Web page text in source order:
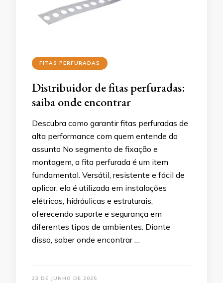
FITAS PERFURADAS
Distribuidor de fitas perfuradas:
saiba onde encontrar
Descubra como garantir fitas perfuradas de
alta performance com quem entende do
assunto No segmento de fixação e
montagem, a fita perfurada é um item
fundamental. Versátil, resistente e fácil de
aplicar, ela é utilizada em instalações
elétricas, hidráulicas e estruturais,
oferecendo suporte e segurança em
diferentes tipos de ambientes. Diante
disso, saber onde encontrar …
23 DE JUNHO DE 2025